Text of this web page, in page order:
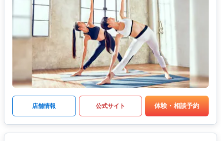
店舗情報 公式サイト 体験・相談予約